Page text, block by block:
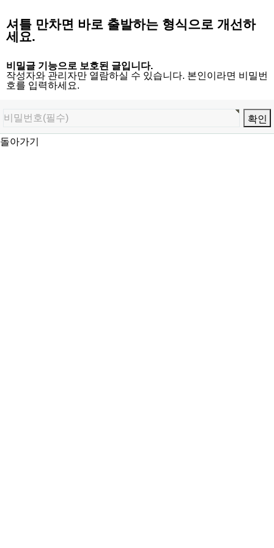
셔틀 만차면 바로 출발하는 형식으로 개선하
세요.
비밀글 기능으로 보호된 글입니다.
작성자와 관리자만 열람하실 수 있습니다. 본인이라면 비밀번
호를 입력하세요.
돌아가기